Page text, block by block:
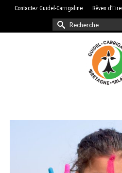
Contactez Guidel-Carrigaline Rêves d’Eire
Rechercher :